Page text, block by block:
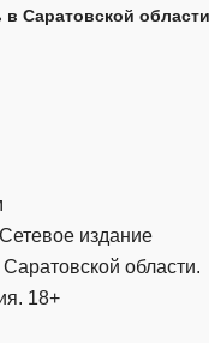
Саратовской области
издание
области.
18+